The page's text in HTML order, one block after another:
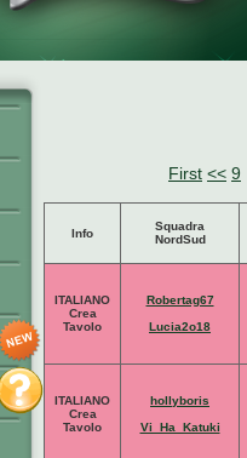
First << 9
Info
Squadra
NordSud
ITALIANO
Crea
Tavolo
Robertag67
Lucia2o18
ITALIANO
Crea
Tavolo
hollyboris
Vi_Ha_Katuki